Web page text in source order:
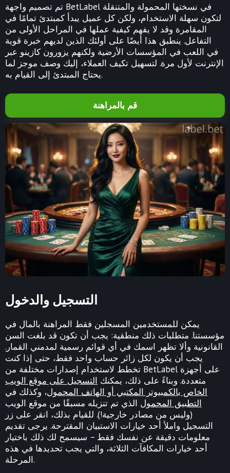
تم تصميم واجهة BetLabel في نسختها المحمولة والمتنقلة
لتكون سهلة الاستخدام، ولكن كل عميل يبدأ كمبتدئ تمامًا في
المقامرة وقد لا يفهم كيفية عملها في المراحل الأولى من
التفاعل. ينطبق هذا أيضًا على أولئك الذين لديهم خبرة قوية
في اللعب في المؤسسات الأرضية ولكنهم يزورون كازينو عبر
الإنترنت لأول مرة. لتسهيل تكيف العملاء، إليك وصف موجز لما
يحتاج المبتدئ إلى القيام به.
قم بالمراهنة
التسجيل والدخول
يمكن للمستخدمين المسجلين فقط المراهنة بالمال في
مؤسستنا. متطلبات ذلك منطقية: يجب أن تكون قد بلغت السن
القانونية وألا تظهر اسمك في أي قوائم رسمية لمدمني القمار.
يجب أن يكون لكل زائر حساب واحد فقط، حتى إذا كنت
تخطط لاستخدام إصدارات مختلفة من BetLabel على أجهزة
متعددة. وبناءً على ذلك، يمكنك التسجيل على موقع الويب
الخاص بالكمبيوتر المكتبي أو الهاتف المحمول، وكذلك في
التطبيق المحمول الذي تم تنزيله مسبقًا من موقع الويب
(وليس من مصادر خارجية!). للقيام بذلك، انقر على زر
التسجيل واملأ أحد خيارات الاستبيان المقترحة. يرجى تقديم
معلومات دقيقة عن نفسك فقط – سيسمح لك ذلك باختيار
أحد خيارات المكافآت الثلاثة، والتي يجب تحديدها في هذه
المرحلة.